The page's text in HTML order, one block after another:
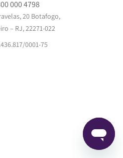
000 4798
20 Botafogo,
– RJ, 22271-022
0001-75